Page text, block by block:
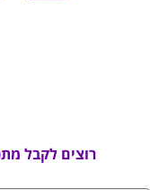
רוצים לקבל